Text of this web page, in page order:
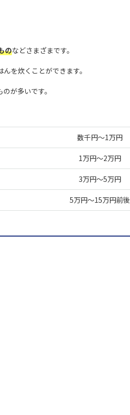
のなどさまざまです。
を炊くことができます。
が多いです。
数千円～1万円
1万円～2万円
3万円～5万円
5万円～15万円前後